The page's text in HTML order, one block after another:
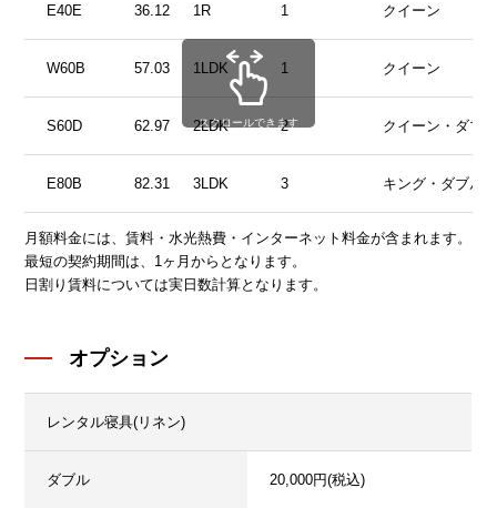
E40E 36.12 1R 1 クイーン
W60B 57.03 1LDK 1 クイーン
S60D 62.97 2LDK 2 クイーン・ダブ
E80B 82.31 3LDK 3 キング・ダブル
月額料金には、賃料・水光熱費・インターネット料金が含まれます。
最短の契約期間は、1ヶ月からとなります。
日割り賃料については実日数計算となります。
スクロールできます
オプション
レンタル寝具(リネン)
ダブル 20,000円(税込)